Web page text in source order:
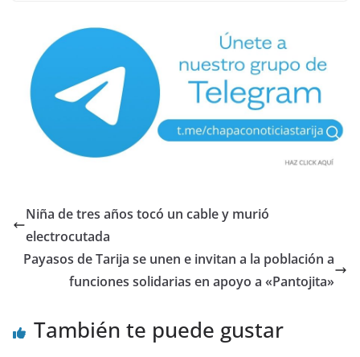
Niña de tres años tocó un cable y murió
electrocutada
Payasos de Tarija se unen e invitan a la población a
funciones solidarias en apoyo a «Pantojita»
También te puede gustar